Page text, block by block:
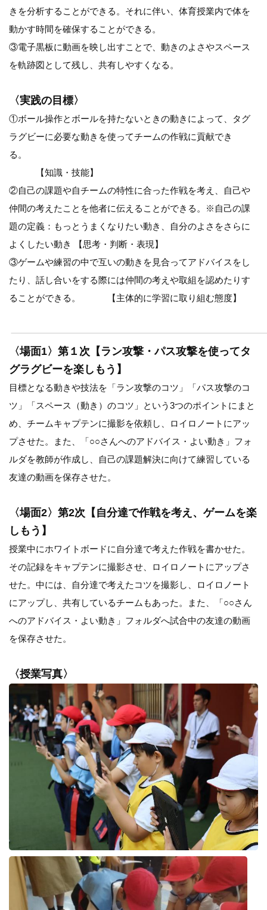
きを分析することができる。それに伴い、体育授業内で体を
動かす時間を確保することができる。
③電子黒板に動画を映し出すことで、動きのよさやスペース
を軌跡図として残し、共有しやすくなる。
〈実践の目標〉
①ボール操作とボールを持たないときの動きによって、タグ
ラグビーに必要な動きを使ってチームの作戦に貢献でき
る。
【知識・技能】
②自己の課題や自チームの特性に合った作戦を考え、自己や
仲間の考えたことを他者に伝えることができる。※自己の課
題の定義：もっとうまくなりたい動き、自分のよさをさらに
よくしたい動き 【思考・判断・表現】
③ゲームや練習の中で互いの動きを見合ってアドバイスをし
たり、話し合いをする際には仲間の考えや取組を認めたりす
ることができる。 【主体的に学習に取り組む態度】
〈場面1〉第１次【ラン攻撃・パス攻撃を使ってタ
グラグビーを楽しもう】
目標となる動きや技法を「ラン攻撃のコツ」「パス攻撃のコ
ツ」「スペース（動き）のコツ」という3つのポイントにまと
め、チームキャプテンに撮影を依頼し、ロイロノートにアッ
プさせた。また、「○○さんへのアドバイス・よい動き」フォ
ルダを教師が作成し、自己の課題解決に向けて練習している
友達の動画を保存させた。
〈場面2〉第2次【自分達で作戦を考え、ゲームを楽
しもう】
授業中にホワイトボードに自分達で考えた作戦を書かせた。
その記録をキャプテンに撮影させ、ロイロノートにアップさ
せた。中には、自分達で考えたコツを撮影し、ロイロノート
にアップし、共有しているチームもあった。また、「○○さん
へのアドバイス・よい動き」フォルダへ試合中の友達の動画
を保存させた。
〈授業写真〉